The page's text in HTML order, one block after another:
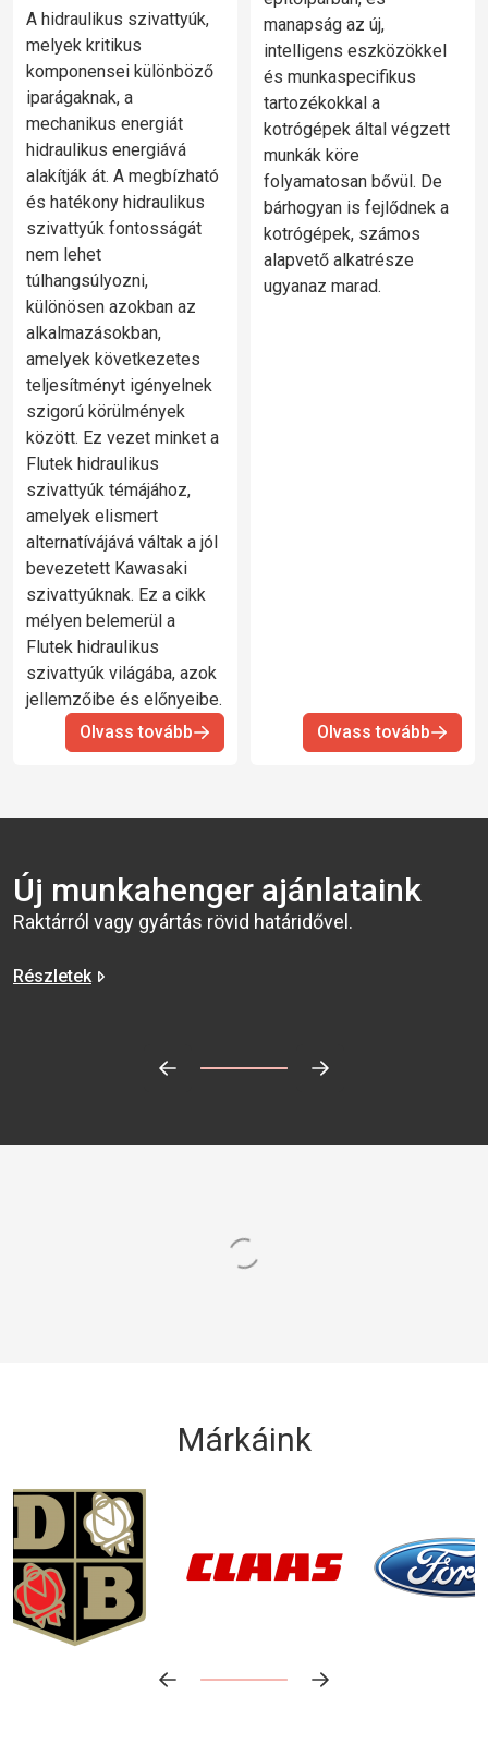
A hidraulikus szivattyúk,
melyek kritikus
komponensei különböző
iparágaknak, a
mechanikus energiát
hidraulikus energiává
alakítják át. A megbízható
és hatékony hidraulikus
szivattyúk fontosságát
nem lehet
túlhangsúlyozni,
különösen azokban az
alkalmazásokban,
amelyek következetes
teljesítményt igényelnek
szigorú körülmények
között. Ez vezet minket a
Flutek hidraulikus
szivattyúk témájához,
amelyek elismert
alternatívájává váltak a jól
bevezetett Kawasaki
szivattyúknak. Ez a cikk
mélyen belemerül a
Flutek hidraulikus
szivattyúk világába, azok
jellemzőibe és előnyeibe.
Olvass tovább
manapság az új,
intelligens eszközökkel
és munkaspecifikus
tartozékokkal a
kotrógépek által végzett
munkák köre
folyamatosan bővül. De
bárhogyan is fejlődnek a
kotrógépek, számos
alapvető alkatrésze
ugyanaz marad.
Olvass tovább
Új munkahenger ajánlataink
Raktárról vagy gyártás rövid határidővel.
Részletek
Előrehaladás:0
Márkáink